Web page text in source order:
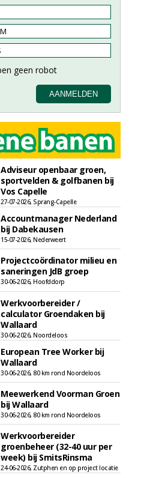
Adviseur openbaar groen,
sportvelden & golfbanen bij
Vos Capelle
27-07-2026, Sprang-Capelle
Accountmanager Nederland
bij Dabekausen
15-07-2026, Nederweert
Projectcoördinator milieu en
saneringen JdB groep
30-06-2026, Hoofddorp
Werkvoorbereider /
calculator Groendaken bij
Wallaard
30-06-2026, Noordeloos
European Tree Worker bij
Wallaard
30-06-2026, 80 km rond Noordeloos
Meewerkend Voorman Groen
bij Wallaard
30-06-2026, 80 km rond Noordeloos
Werkvoorbereider
groenbeheer (32-40 uur per
week) bij SmitsRinsma
24-06-2026, Zutphen en op project locatie